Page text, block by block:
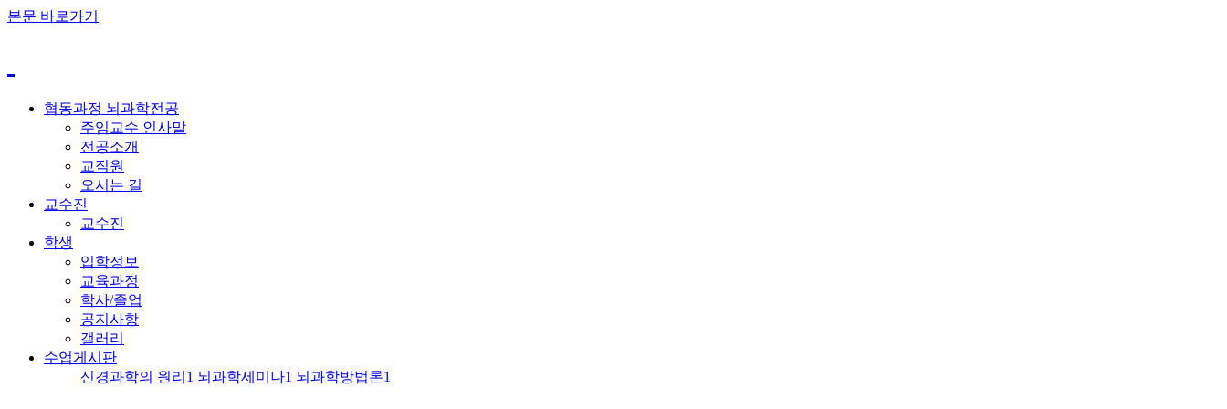
본문 바로가기
협동과정 뇌과학전공
주임교수 인사말
전공소개
교직원
오시는 길
교수진
교수진
학생
입학정보
교육과정
학사/졸업
공지사항
갤러리
수업게시판
신경과학의 원리1 뇌과학세미나1 뇌과학방법론1